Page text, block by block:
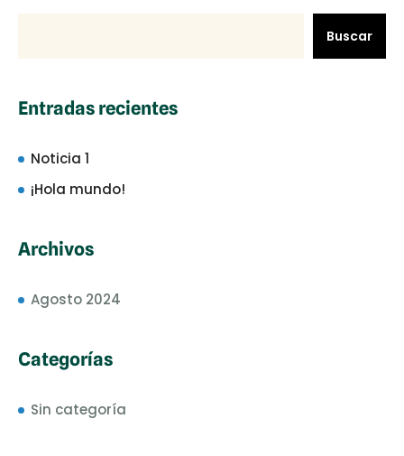
Buscar
Entradas recientes
Noticia 1
¡Hola mundo!
Archivos
Agosto 2024
Categorías
Sin categoría